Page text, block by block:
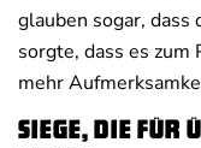
glauben sogar,
sorgte, dass es
mehr
Siege, die für